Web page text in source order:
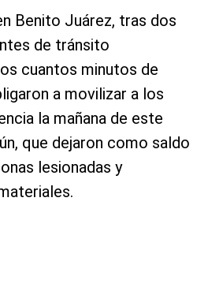
Benito Juárez, tras dos
de tránsito
cuantos minutos de
a movilizar a los
la mañana de este
que dejaron como saldo
lesionadas y